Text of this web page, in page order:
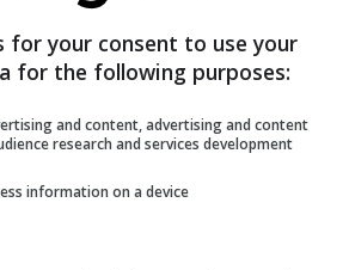
në vendngjarje, së cilës së
dhe këngë euforike.
konfirmoi se “mjegulla”
ishte vetëm efekti i kamerës.
si një lojë e thjeshtë e dritës
for your consent to use your
for the following purposes:
and content, advertising and content
research and services development
information on a device